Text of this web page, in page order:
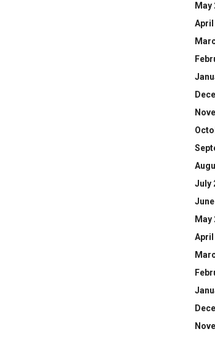
May
April
July
May
April